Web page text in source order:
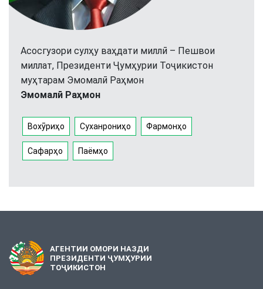
Асосгузори сулҳу ваҳдати миллӣ – Пешвои
миллат, Президенти Ҷумҳурии Тоҷикистон
муҳтарам Эмомалӣ Раҳмон
Эмомалӣ Раҳмон
Вохӯриҳо Суханрониҳо Фармонҳо
Сафарҳо Паёмҳо
АГЕНТИИ ОМОРИ НАЗДИ
ПРЕЗИДЕНТИ ҶУМҲУРИИ
ТОҶИКИСТОН